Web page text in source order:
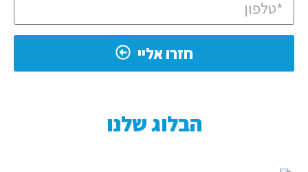
חזרו אליי
הבלוג שלנו